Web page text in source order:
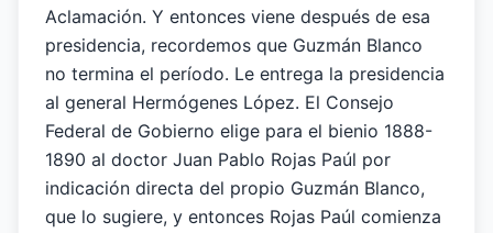
Aclamación. Y entonces viene después de esa
presidencia, recordemos que Guzmán Blanco
no termina el período. Le entrega la presidencia
al general Hermógenes López. El Consejo
Federal de Gobierno elige para el bienio 1888-
1890 al doctor Juan Pablo Rojas Paúl por
indicación directa del propio Guzmán Blanco,
que lo sugiere, y entonces Rojas Paúl comienza